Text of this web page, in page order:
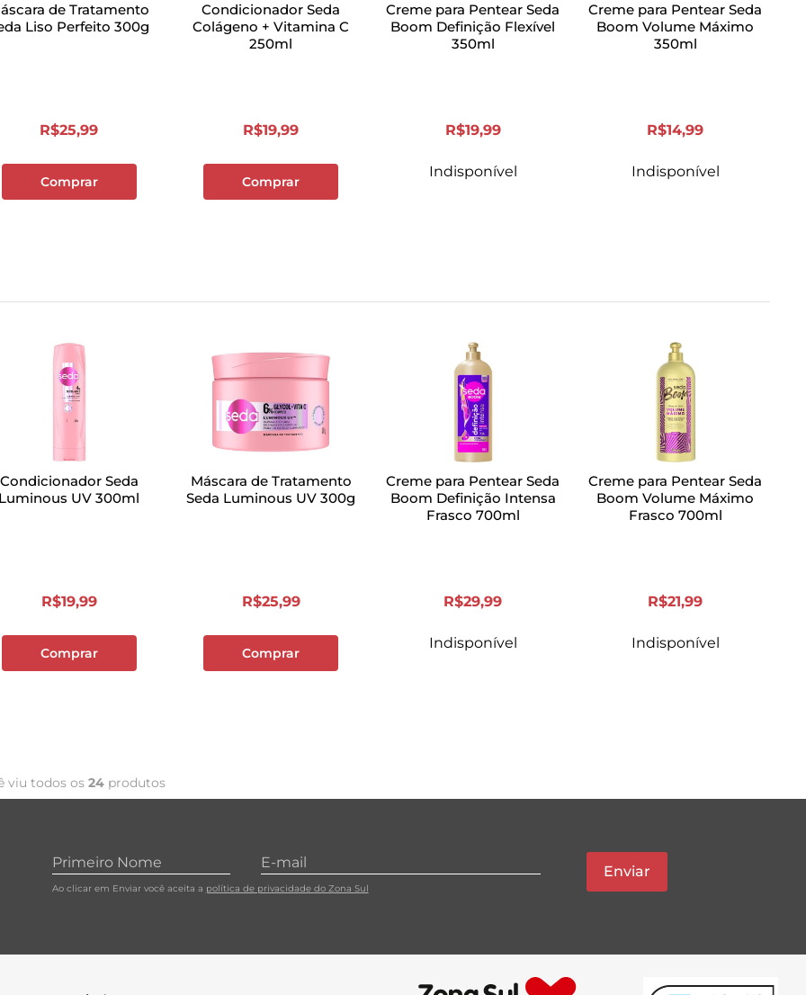
de Tratamento
Liso Perfeito 300g
R$25,99
Comprar
Condicionador Seda
Colágeno + Vitamina C
250ml
R$19,99
Comprar
Creme para Pentear Seda
Boom Definição Flexível
350ml
R$19,99
Indisponível
Creme para Pentear Seda
Boom Volume Máximo
350ml
R$14,99
Indisponível
Condicionador Seda
UV 300ml
R$19,99
Comprar
Máscara de Tratamento
Seda Luminous UV 300g
R$25,99
Comprar
Creme para Pentear Seda
Boom Definição Intensa
Frasco 700ml
R$29,99
Indisponível
Creme para Pentear Seda
Boom Volume Máximo
Frasco 700ml
R$21,99
Indisponível
viu todos os24 produtos
Ao clicar em Enviar você aceita a política de privacidade do Zona Sul
Enviar